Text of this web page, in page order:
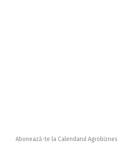
Abonează-te la Calendarul Agrobiznes